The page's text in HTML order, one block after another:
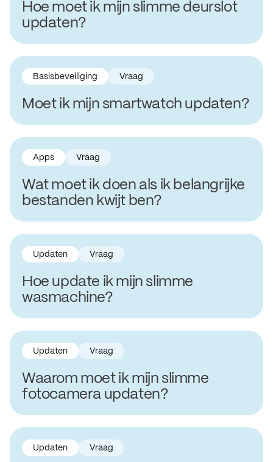
Hoe moet ik mijn slimme deurslot
updaten?
Moet ik mijn smartwatch updaten?
Basisbeveiliging Vraag
Wat moet ik doen als ik belangrijke
bestanden kwijt ben?
Apps Vraag
Hoe update ik mijn slimme
wasmachine?
Updaten Vraag
Waarom moet ik mijn slimme
fotocamera updaten?
Updaten Vraag
Updaten Vraag